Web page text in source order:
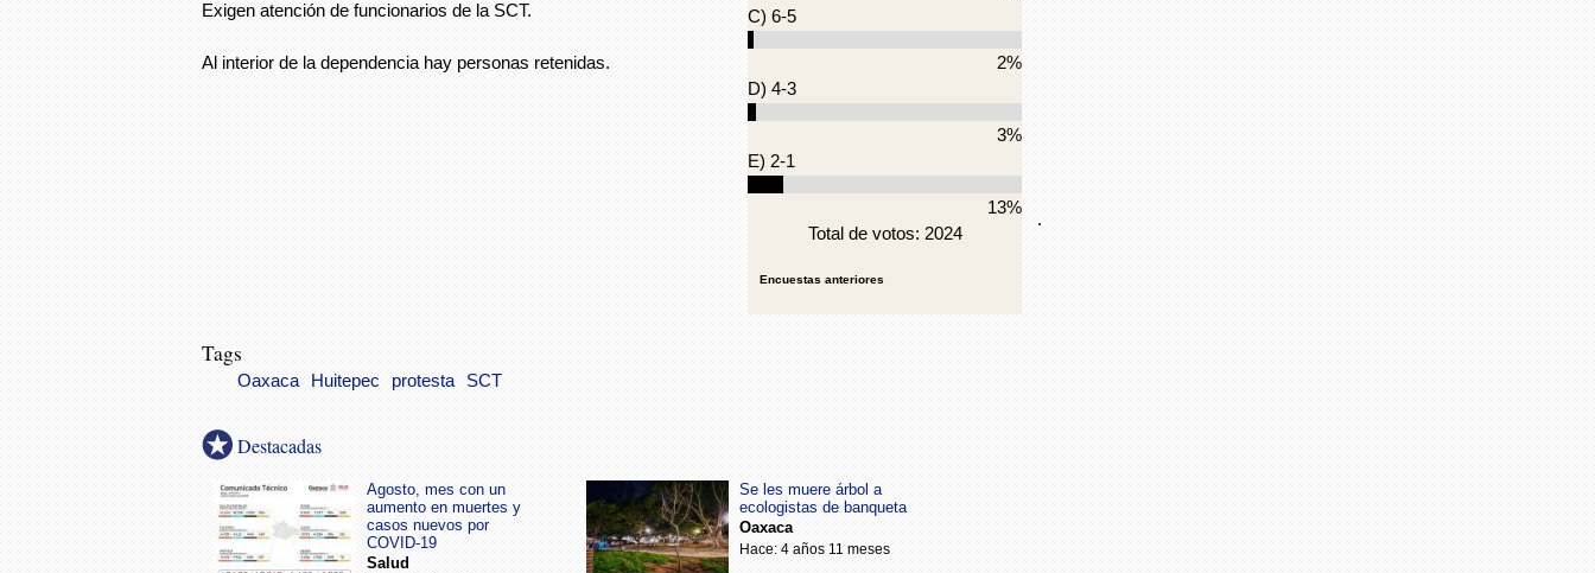
Exigen atención de funcionarios de la SCT.
Al interior de la dependencia hay personas retenidas.
C) 6-5
2%
D) 4-3
3%
E) 2-1
13%
Total de votos: 2024
Encuestas anteriores
Tags
Oaxaca Huitepec protesta SCT
Destacadas
Agosto, mes con un
aumento en muertes y
casos nuevos por
COVID-19
Salud
Se les muere árbol a
ecologistas de banqueta
Oaxaca
Hace: 4 años 11 meses
.